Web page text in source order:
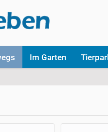
Im Garten